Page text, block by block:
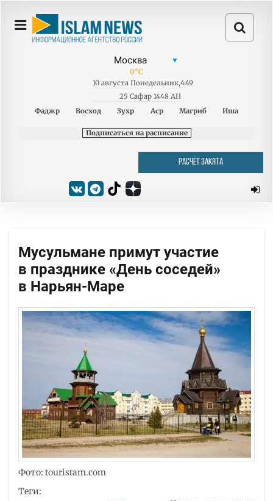
0°C
10 августа Понедельник,4:49
25 Сафар 1448 AH
Фаджр
Восход Зухр Аср Магриб Иша
Подписаться на расписание
РАСЧЁТ ЗАКЯТА
Мусульмане примут участие
в празднике «День соседей»
в Нарьян-Маре
Фото: touristam.com
Теги: